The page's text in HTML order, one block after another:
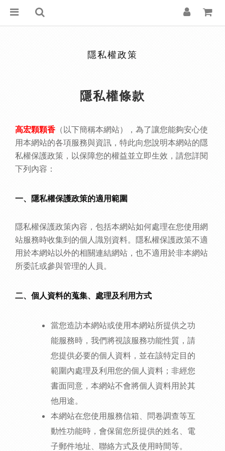
隱私權政策
隱私權條款
高宏顆顆香（以下簡稱本網站），為了讓您能夠安心使
用本網站的各項服務與資訊，特此向您說明本網站的隱
私權保護政策，以保障您的權益並立即生效，請您詳閱
下列內容：
一、隱私權保護政策的適用範圍
隱私權保護政策內容，包括本網站如何處理在您使用網
站服務時收集到的個人識別資料。隱私權保護政策不適
用於本網站以外的相關連結網站，也不適用於非本網站
所委託或參與管理的人員。
二、個人資料的蒐集、處理及利用方式
當您造訪本網站或使用本網站所提供之功
能服務時，我們將視該服務功能性質，請
您提供必要的個人資料，並在該特定目的
範圍內處理及利用您的個人資料；非經您
書面同意，本網站不會將個人資料用於其
他用途。
本網站在您使用服務信箱、問卷調查等互
動性功能時，會保留您所提供的姓名、電
子郵件地址、聯絡方式及使用時間等。